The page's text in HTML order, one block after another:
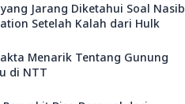
Jarang Diketahui Soal Nasib
Setelah Kalah dari Hulk
Menarik Tentang Gunung
di NTT